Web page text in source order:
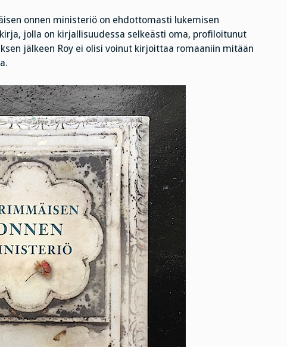
onnen ministeriö on ehdottomasti lukemisen
jolla on kirjallisuudessa selkeästi oma, profiloitunut
jälkeen Roy ei olisi voinut kirjoittaa romaaniin mitään